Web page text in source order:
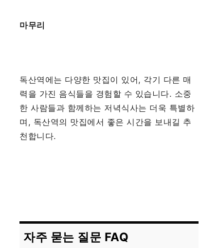
마무리
독산역에는 다양한 맛집이 있어, 각기 다른 매
력을 가진 음식들을 경험할 수 있습니다. 소중
한 사람들과 함께하는 저녁식사는 더욱 특별하
며, 독산역의 맛집에서 좋은 시간을 보내길 추
천합니다.
자주 묻는 질문 FAQ